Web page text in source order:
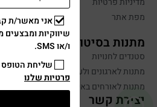
מפת אתר
מתנות בסיטונאות
סטנדים לחנויות
מתנות לארגונים ולעובדים
מתנות לאורחים באירועים
יצירת קשר
אני מאשר/ת
ו/או SMS.
שליחת הטופס
פרטיות שלנו